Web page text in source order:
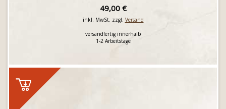
49,00 €
inkl. MwSt. zzgl. Versand
versandfertig innerhalb
1-2 Arbeitstage